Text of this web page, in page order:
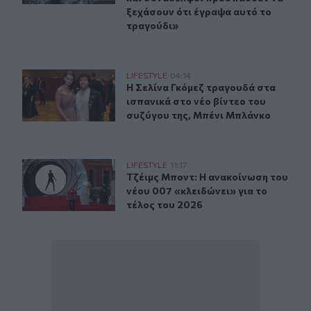
ξεχάσουν ότι έγραψα αυτό το
τραγούδι»
Η Σελίνα Γκόμεζ συμμετέχει στο μουσικό βίντεο
LIFESTYLE 04:14
Η Σελίνα Γκόμεζ τραγουδά στα
Η Σελίνα Γκόμεζ τραγουδά στα
ισπανικά στο νέο βίντεο του
συζύγου της, Μπένι Μπλάνκο
Τζέιμς Μποντ: Η ανακοίνωση του νέου 007 «κλειδώνει»
LIFESTYLE 11:17
Τζέιμς Μποντ: Η ανακοίνωση του
Τζέιμς Μποντ: Η ανακοίνωση του
νέου 007 «κλειδώνει» για το
τέλος του 2026